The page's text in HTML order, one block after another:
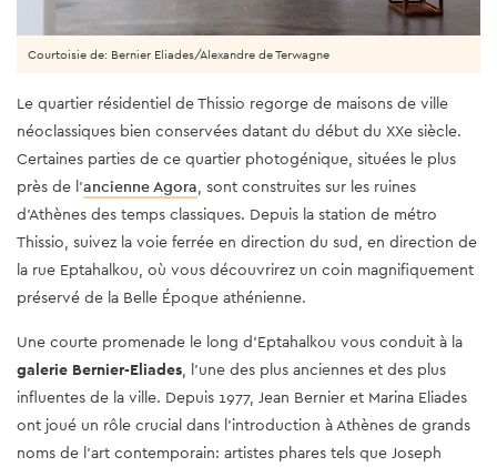
Le quartier résidentiel de Thissio regorge de maisons de ville
néoclassiques bien conservées datant du début du XXe siècle.
Certaines parties de ce quartier photogénique, situées le plus
près de l'ancienne Agora, sont construites sur les ruines
d'Athènes des temps classiques. Depuis la station de métro
Thissio, suivez la voie ferrée en direction du sud, en direction de
la rue Eptahalkou, où vous découvrirez un coin magnifiquement
préservé de la Belle Époque athénienne.
Une courte promenade le long d'Eptahalkou vous conduit à la
galerie Bernier-Eliades, l'une des plus anciennes et des plus
influentes de la ville. Depuis 1977, Jean Bernier et Marina Eliades
ont joué un rôle crucial dans l’introduction à Athènes de grands
noms de l’art contemporain: artistes phares tels que Joseph
Courtoisie de: Bernier Eliades/Alexandre de Terwagne